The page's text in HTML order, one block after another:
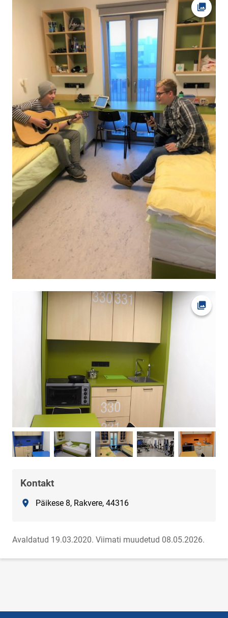
Ava
Ava
Kontakt
AsukohtPäikese 8, Rakvere, 44316
Avaldatud 19.03.2020. Viimati muudetud 08.05.2026.